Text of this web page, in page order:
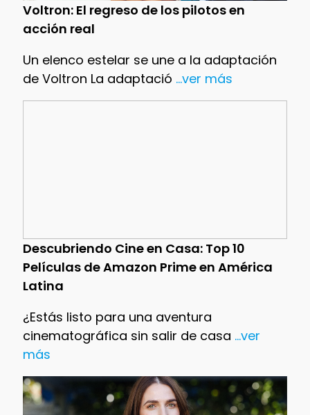
Voltron: El regreso de los pilotos en
acción real
Un elenco estelar se une a la adaptación
de Voltron La adaptació ...ver más
Descubriendo Cine en Casa: Top 10
Películas de Amazon Prime en América
Latina
¿Estás listo para una aventura
cinematográfica sin salir de casa ...ver
más